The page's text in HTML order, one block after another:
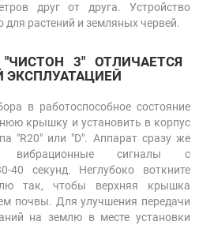
друг от друга. Устройство
для растений и земляных червей.
"ЧИСТОН 3" ОТЛИЧАЕТСЯ
ЭКСПЛУАТАЦИЕЙ
в работоспособное состояние
крышку и установить в корпус
"R20" или "D". Аппарат сразу же
вибрационные сигналы с
40 секунд. Неглубоко воткните
так, чтобы верхняя крышка
почвы. Для улучшения передачи
на землю в месте установки